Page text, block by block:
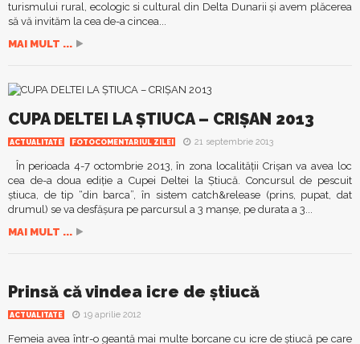
turismului rural, ecologic si cultural din Delta Dunarii şi avem plăcerea
să vă invităm la cea de-a cincea...
MAI MULT ...
CUPA DELTEI LA ŞTIUCA – CRIŞAN 2013
ACTUALITATE FOTOCOMENTARIUL ZILEI 21 septembrie 2013
În perioada 4-7 octombrie 2013, în zona localităţii Crişan va avea loc
cea de-a doua ediţie a Cupei Deltei la Ştiucă. Concursul de pescuit
ştiuca, de tip “din barca”, în sistem catch&release (prins, pupat, dat
drumul) se va desfăşura pe parcursul a 3 manşe, pe durata a 3...
MAI MULT ...
Prinsă că vindea icre de ştiucă
ACTUALITATE 19 aprilie 2012
Femeia avea într-o geantă mai multe borcane cu icre de ştiucă pe care